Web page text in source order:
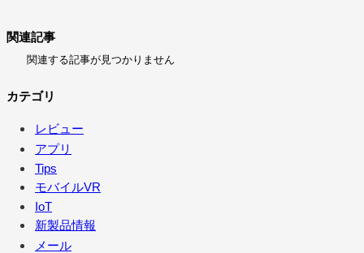
関連記事
関連する記事が見つかりません
カテゴリ
レビュー
アプリ
Tips
モバイルVR
IoT
新製品情報
メール